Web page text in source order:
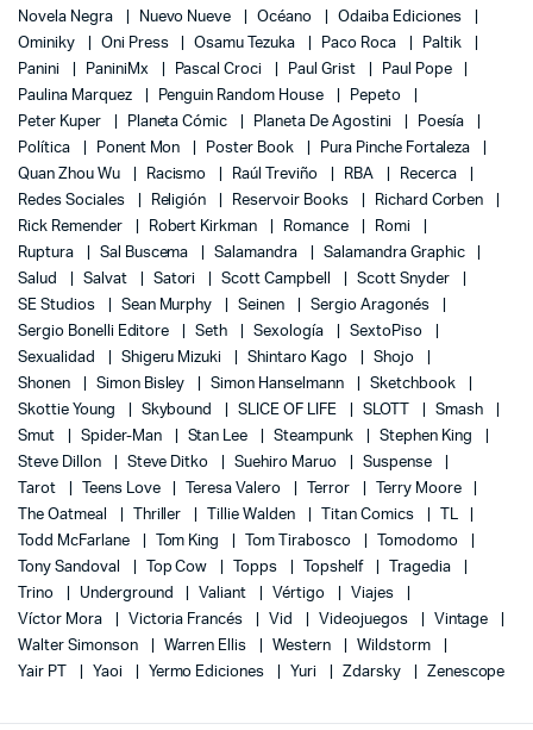
Novela Negra
Nuevo Nueve Océano
Odaiba Ediciones
Ominiky
Oni Press Osamu Tezuka Paco Roca
Paltik
Panini
PaniniMx Pascal Croci Paul Grist
Paul Pope
Paulina Marquez
Penguin Random House
Pepeto
Peter Kuper
Planeta Cómic Planeta De Agostini
Poesía
Política
Ponent Mon Poster Book
Pura Pinche Fortaleza
Quan Zhou Wu
Racismo Raúl Treviño RBA
Recerca
Redes Sociales
Religión Reservoir Books
Richard Corben
Rick Remender
Robert Kirkman Romance
Romi
Ruptura
Sal Buscema Salamandra
Salamandra Graphic
Salud
Salvat Satori Scott Campbell
Scott Snyder
SE Studios
Sean Murphy Seinen
Sergio Aragonés
Sergio Bonelli Editore
Seth Sexología
SextoPiso
Sexualidad
Shigeru Mizuki Shintaro Kago
Shojo
Shonen
Simon Bisley Simon Hanselmann
Sketchbook
Skottie Young
Skybound SLICE OF LIFE SLOTT
Smash
Smut
Spider-Man Stan Lee Steampunk
Stephen King
Steve Dillon
Steve Ditko Suehiro Maruo
Suspense
Tarot
Teens Love Teresa Valero Terror
Terry Moore
The Oatmeal
Thriller Tillie Walden Titan Comics
TL
Todd McFarlane
Tom King Tom Tirabosco
Tomodomo
Tony Sandoval
Top Cow Topps Topshelf
Tragedia
Trino
Underground Valiant Vértigo
Viajes
Víctor Mora
Victoria Francés Vid Videojuegos
Vintage
Walter Simonson
Warren Ellis Western
Wildstorm
Yair PT
Yaoi Yermo Ediciones Yuri Zdarsky Zenescope